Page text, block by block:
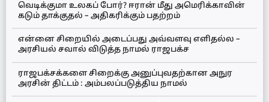
வெடிக்குமா உலகப் போர்? ஈரான் மீது அமெரிக்காவின்
கடும் தாக்குதல் – அதிகரிக்கும் பதற்றம்
என்னை சிறையில் அடைப்பது அவ்வளவு எளிதல்ல –
அரசியல் சவால் விடுத்த நாமல் ராஜபக்ச
ராஜபக்சக்களை சிறைக்கு அனுப்புவதற்கான அநுர
அரசின் திட்டம் : அம்பலப்படுத்திய நாமல்